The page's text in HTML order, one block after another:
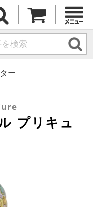
ー
プリキュ